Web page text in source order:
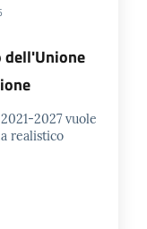
dell'Unione
2027 vuole
realistico